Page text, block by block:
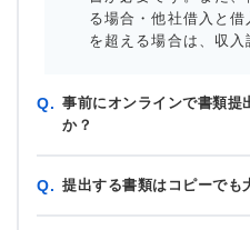
る場合・他社借入と
を超える場合は、収入
Q. 事前にオンラインで書類提
か？
Q. 提出する書類はコピーでも